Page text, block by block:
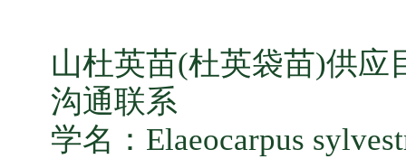
山杜英苗(杜英袋苗)供应
沟通联系
学名：Elaeocarpus